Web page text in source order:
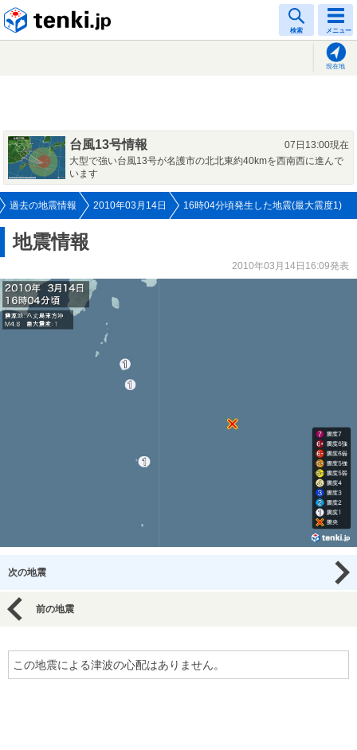
検索 メニュー
現在地
台風13号情報
07日13:00現在
大型で強い台風13号が名護市の北北東約40kmを西南西に進んで
います
過去の地震情報 2010年03月14日 16時04分頃発生した地震(最大震度1)
地震情報
2010年03月14日16:09発表
次の地震
前の地震
この地震による津波の心配はありません。